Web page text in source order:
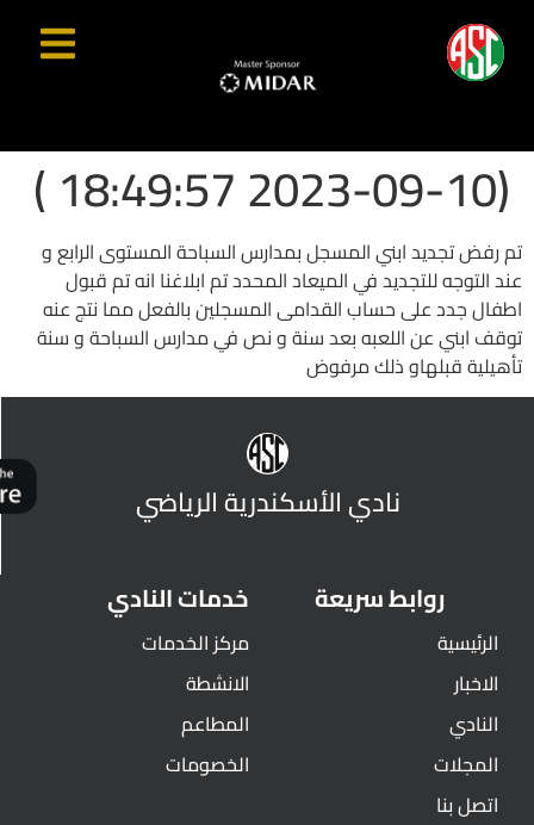
(2023-09-10 18:49:57 )
تم رفض تجديد ابني المسجل بمدارس السباحة المستوى الرابع و
عند التوجه للتجديد في الميعاد المحدد تم ابلاغنا انه تم قبول
اطفال جدد على حساب القدامى المسجلين بالفعل مما نتج عنه
توقف ابني عن اللعبه بعد سنة و نص في مدارس السباحة و سنة
تأهيلية قبلهاو ذلك مرفوض
نادي الأسكندرية الرياضي
روابط سريعة
الرئيسية
الاخبار
النادي
المجلات
اتصل بنا
خدمات النادي
مركز الخدمات
الانشطة
المطاعم
الخصومات